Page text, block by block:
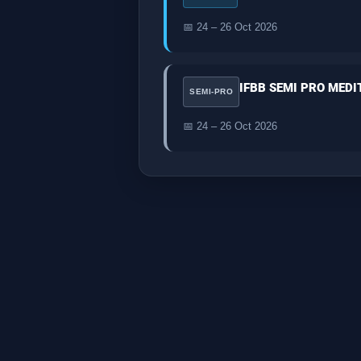
📅 24 – 26 Oct 2026
SEMI-PRO IFBB SEMI PRO
📅 24 – 26 Oct 2026